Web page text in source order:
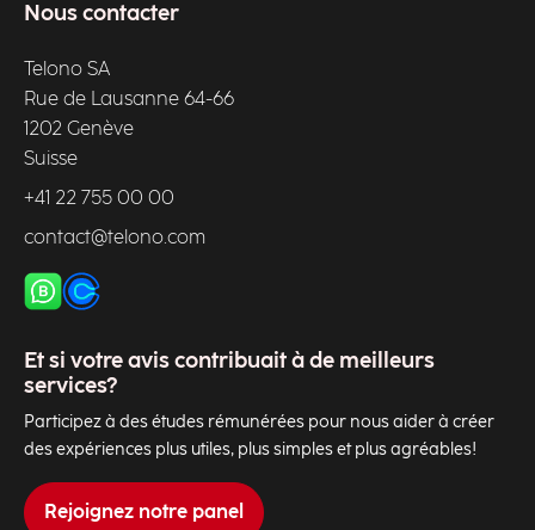
Nous contacter
Telono SA
Rue de Lausanne 64-66
1202 Genève
Suisse
+41 22 755 00 00
contact@telono.com
Et si votre avis contribuait à de meilleurs
services?
Participez à des études rémunérées pour nous aider à créer
des expériences plus utiles, plus simples et plus agréables!
Rejoignez notre panel